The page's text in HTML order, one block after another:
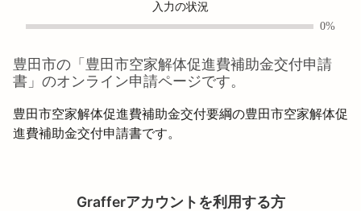
入力の状況
0%
豊田市の「 豊田市空家解体促進費補助金交付申請
書 」のオンライン申請ページです。
豊田市空家解体促進費補助金交付要綱の豊田市空家解体促
進費補助金交付申請書です。
Grafferアカウントを利用する方